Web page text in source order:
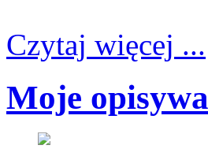
Czytaj więcej ...
Moje